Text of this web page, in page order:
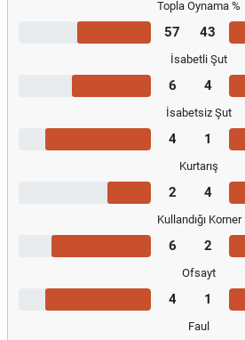
Topla Oynama %
57 43
İsabetli Şut
6 4
İsabetsiz Şut
4 1
Kurtarış
2 4
Kullandığı Korner
6 2
Ofsayt
4 1
Faul